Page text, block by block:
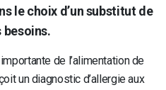
le choix d’un substitut de
besoins.
de l’alimentation de
un diagnostic d’allergie aux